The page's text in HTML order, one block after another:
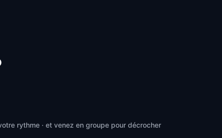
rythme · et venez en groupe pour décrocher